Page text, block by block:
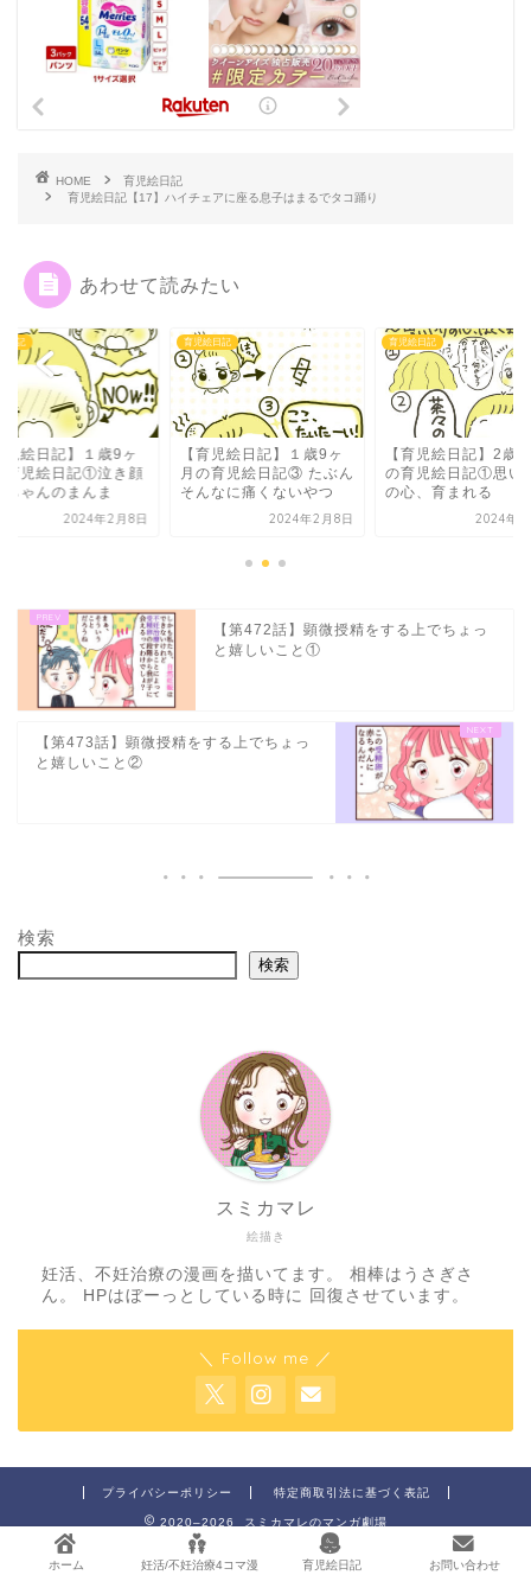
HOME
育児絵日記
育児絵日記【17】ハイチェアに座る息子はまるでタコ踊り
あわせて読みたい
日記
児絵日記】１歳9ヶ
育児絵日記③ たぶん
なに痛くないやつ
2024年2月8日
育児絵日記
【育児絵日記】2歳0ヶ月
の育児絵日記①思いやり
の心、育まれる
2024年3月6日
育児絵日記
【育児絵日記】１歳
月の育児絵日記①泣
は赤ちゃんのまんま
2024年2
【第472話】顕微授精をする上でちょっ
と嬉しいこと①
【第473話】顕微授精をする上でちょっ
と嬉しいこと②
検索
検索
絵描き
スミカマレ
妊活、不妊治療の漫画を描いてます。 相棒はうさぎさ
ん。 HPはぼーっとしている時に 回復させています。
＼ Follow me ／
プライバシーポリシー 特定商取引法に基づく表記
2020–2026 スミカマレのマンガ劇場
ホーム 妊活/不妊治療4コマ漫 育児絵日記 お問い合わせ